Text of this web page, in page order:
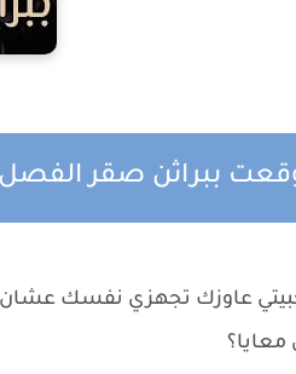
ببراثن صقر الفصل
عاوزك تجهزي نفسك عشان
معايا؟